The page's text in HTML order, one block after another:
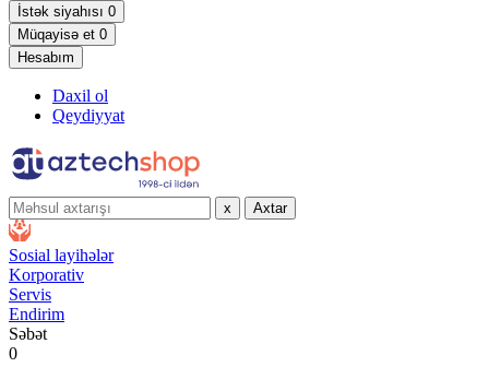
İstək siyahısı 0
Müqayisə et 0
Hesabım
Daxil ol
Qeydiyyat
x Axtar
Sosial layihələr
Korporativ
Servis
Endirim
Səbət
0